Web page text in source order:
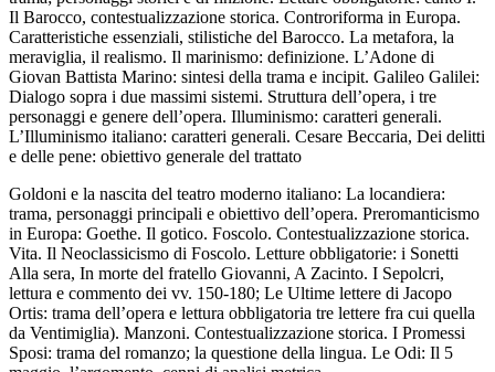
Il Barocco, contestualizzazione storica. Controriforma in Europa.
Caratteristiche essenziali, stilistiche del Barocco. La metafora, la
meraviglia, il realismo. Il marinismo: definizione. L’Adone di
Giovan Battista Marino: sintesi della trama e incipit. Galileo Galilei:
Dialogo sopra i due massimi sistemi. Struttura dell’opera, i tre
personaggi e genere dell’opera. Illuminismo: caratteri generali.
L’Illuminismo italiano: caratteri generali. Cesare Beccaria, Dei delitti
e delle pene: obiettivo generale del trattato
Goldoni e la nascita del teatro moderno italiano: La locandiera:
trama, personaggi principali e obiettivo dell’opera. Preromanticismo
in Europa: Goethe. Il gotico. Foscolo. Contestualizzazione storica.
Vita. Il Neoclassicismo di Foscolo. Letture obbligatorie: i Sonetti
Alla sera, In morte del fratello Giovanni, A Zacinto. I Sepolcri,
lettura e commento dei vv. 150-180; Le Ultime lettere di Jacopo
Ortis: trama dell’opera e lettura obbligatoria tre lettere fra cui quella
da Ventimiglia). Manzoni. Contestualizzazione storica. I Promessi
Sposi: trama del romanzo; la questione della lingua. Le Odi: Il 5